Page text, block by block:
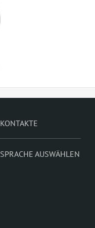
KONTAKTE
SPRACHE AUSWÄHLEN